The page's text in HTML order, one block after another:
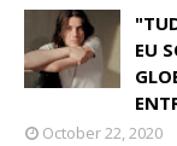
EU
October 22, 2020